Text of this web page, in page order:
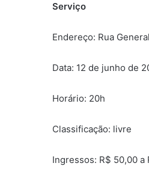
Serviço
Endereço: Rua
Data: 12 de junho de
Horário: 20h
Classificação: livre
Ingressos: R$ 50,00 a